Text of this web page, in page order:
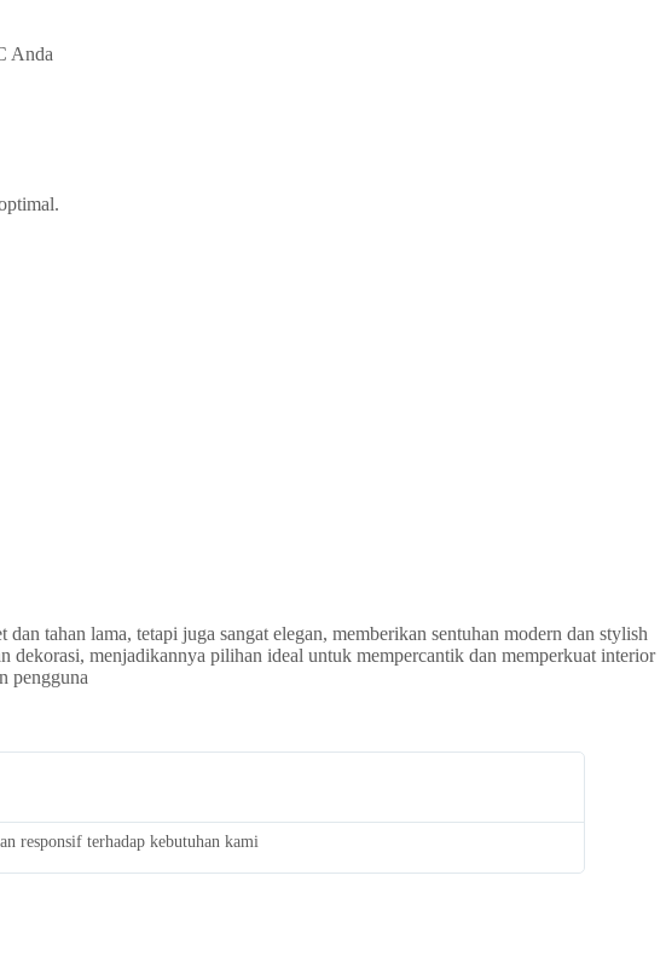
Anda
tahan lama, tetapi juga sangat elegan, memberikan sentuhan modern dan stylish
dekorasi, menjadikannya pilihan ideal untuk mempercantik dan memperkuat interior
pengguna
responsif terhadap kebutuhan kami